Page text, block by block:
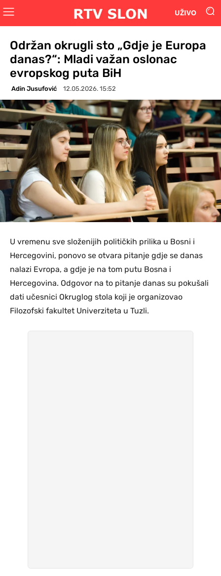
UŽIVO
Održan okrugli sto „Gdje je Europa
danas?“: Mladi važan oslonac
evropskog puta BiH
Adin Jusufović 12.05.2026. 15:52
U vremenu sve složenijih političkih prilika u Bosni i
Hercegovini, ponovo se otvara pitanje gdje se danas
nalazi Evropa, a gdje je na tom putu Bosna i
Hercegovina. Odgovor na to pitanje danas su pokušali
dati učesnici Okruglog stola koji je organizovao
Filozofski fakultet Univerziteta u Tuzli.